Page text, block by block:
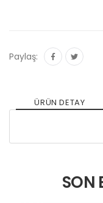
Paylaş:
ÜRÜN DETAY
SON